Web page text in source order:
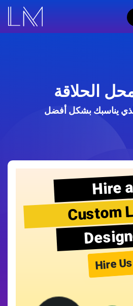
الحلاقة
Hire a
Custom
Hire Us